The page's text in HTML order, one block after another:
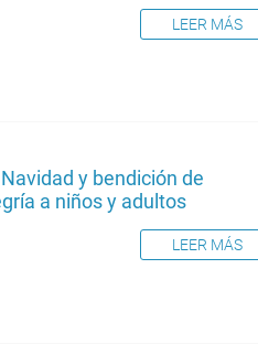
LEER MÁS
y bendición de
a niños y adultos
LEER MÁS